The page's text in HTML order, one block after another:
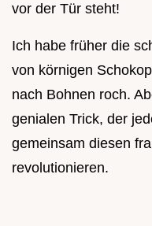
vor der Tür steht!
Ich habe früher die
von körnigen
nach Bohnen roch.
genialen Trick, der
gemeinsam diesen
revolutionieren.